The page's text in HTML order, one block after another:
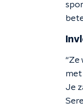
“Ze
met
Je